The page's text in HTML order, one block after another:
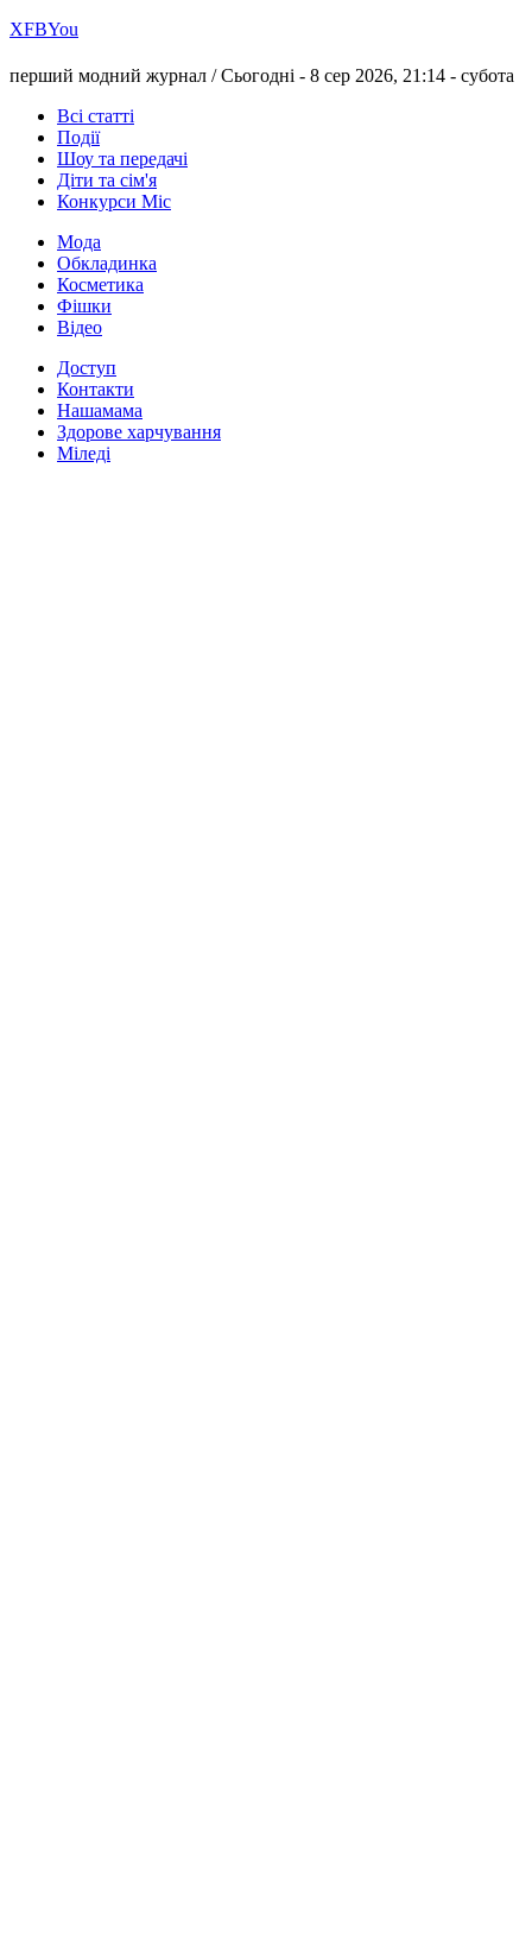
ХFBYou
перший модний журнал /Сьогодні - 8 сер 2026, 21:14 - субота
Всі статті
Події
Шоу та передачі
Діти та сім'я
Конкурси Міс
Мода
Обкладинка
Косметика
Фішки
Відео
Доступ
Контакти
Нашамама
Здорове харчування
Міледі